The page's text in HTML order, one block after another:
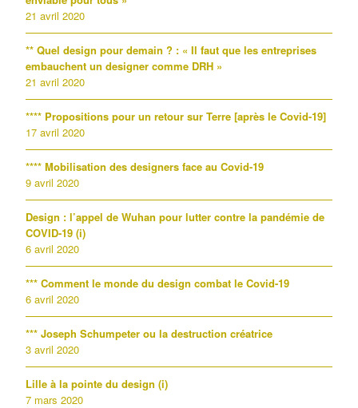
21 avril 2020
** Quel design pour demain ? : « Il faut que les entreprises
embauchent un designer comme DRH »
21 avril 2020
**** Propositions pour un retour sur Terre [après le Covid-19]
17 avril 2020
**** Mobilisation des designers face au Covid-19
9 avril 2020
Design : l’appel de Wuhan pour lutter contre la pandémie de
COVID-19 (i)
6 avril 2020
*** Comment le monde du design combat le Covid-19
6 avril 2020
*** Joseph Schumpeter ou la destruction créatrice
3 avril 2020
Lille à la pointe du design (i)
7 mars 2020